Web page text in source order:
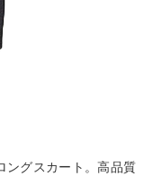
ングスカート。高品質